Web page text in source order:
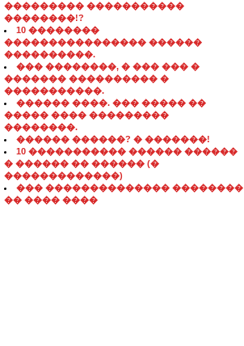
��������� �����������
��������!?
10 ��������
���������������� ������
����������.
��� ��������, � ��� ��� �
������� ���������� �
�����������.
������ ����. ��� ����� ��
����� ���� ���������
��������.
������ ������? � �������!
10 ����������� ������ ������
� ������ �� ������ (�
�������������)
��� �������������� ��������
�� ���� ����